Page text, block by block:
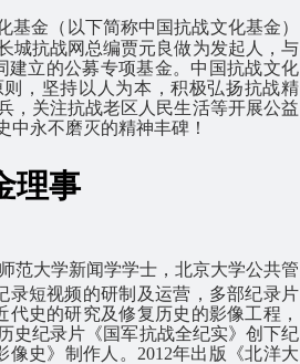
金（以下简称中国抗战文化基金）
城抗战网总编贾元良做为发起人，与
建立的公募专项基金。中国抗战文化
，坚持以人为本，积极弘扬抗战精
，关注抗战老区人民生活等开展公益
永不磨灭的精神丰碑！
理事
范大学新闻学学士，北京大学公共管
录短视频的研制及运营，多部纪录片
史的研究及修复历史的影像工程，
历史纪录片《国军抗战全纪实》创下纪
像史》制作人。2012年出版《北洋大